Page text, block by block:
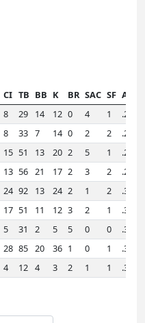
CI TB BB K BR SAC SF AVE
8 29 14 12 0 4 1 .276
8 33 7 14 0 2 2 .209
15 51 13 20 2 5 1 .262
13 56 21 17 2 3 2 .266
24 92 13 24 2 1 2 .339
17 51 11 12 3 2 1 .349
5 31 2 5 5 0 0 .314
28 85 20 36 1 0 1 .323
4 12 4 3 2 1 1 .333